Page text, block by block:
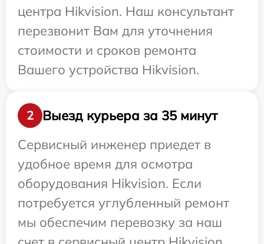
центра Hikvision. Наш консультант
перезвонит Вам для уточнения
стоимости и сроков ремонта
Вашего устройства Hikvision.
2
Выезд курьера за 35 минут
Сервисный инженер приедет в
удобное время для осмотра
оборудования Hikvision. Если
потребуется углубленный ремонт
мы обеспечим перевозку за наш